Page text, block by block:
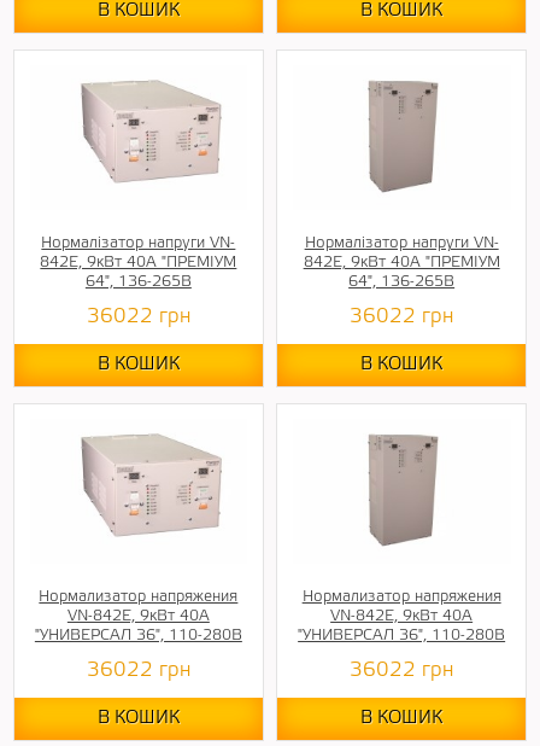
В КОШИК В КОШИК
Нормалізатор напруги VN-
842E, 9кВт 40А "ПРЕМІУМ
64", 136-265В
36022 грн
В КОШИК
Нормалізатор напруги VN-
842E, 9кВт 40А "ПРЕМІУМ
64", 136-265В
36022 грн
В КОШИК
Нормализатор напряжения
VN-842E, 9кВт 40А
"УНИВЕРСАЛ 36", 110-280В
36022 грн
В КОШИК
Нормализатор напряжения
VN-842E, 9кВт 40А
"УНИВЕРСАЛ 36", 110-280В
36022 грн
В КОШИК